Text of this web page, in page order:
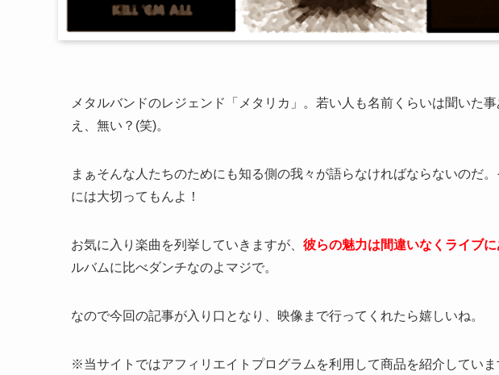
メタルバンドのレジェンド「メタリカ」。若い人も名前くらいは聞いた
え、無い？(笑)。
まぁそんな人たちのためにも知る側の我々が語らなければならないのだ
には大切ってもんよ！
お気に入り楽曲を列挙していきますが、 彼らの魅力は間違いなくライブ
ルバムに比べダンチなのよマジで。
なので今回の記事が入り口となり、映像まで行ってくれたら嬉しいね。
※当サイトではアフィリエイトプログラムを利用して商品を紹介していま